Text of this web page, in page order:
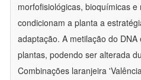
morfofisiológicas, bioquímicas
condicionam a planta a
adaptação. A metilação do
plantas, podendo ser alterada
Combinações laranjeira